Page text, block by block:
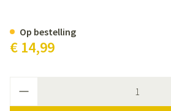
€ 14,99
Op bestelling